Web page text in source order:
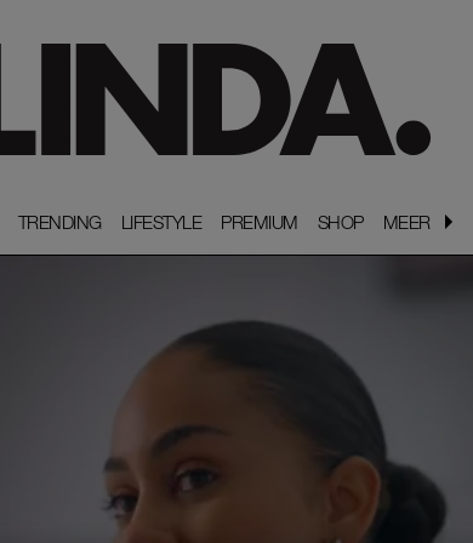
TRENDING
TRENDING LIFESTYLE
LIFESTYLE PREMIUM
PREMIUM SHOP
SHOP MEER
MEER